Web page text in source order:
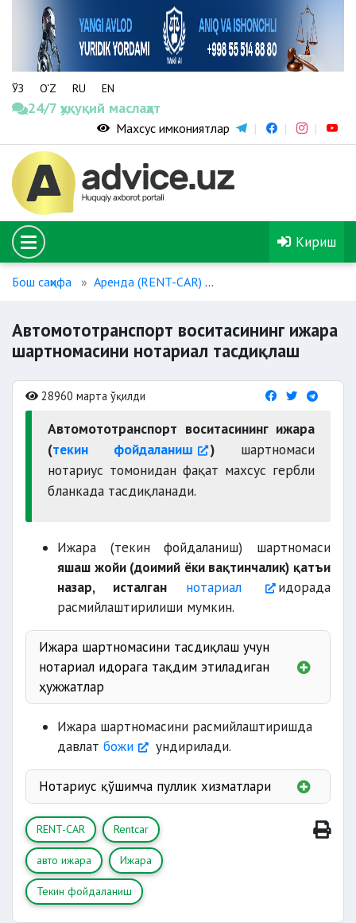
ЎЗ O‘Z RU EN
24/7 ҳуқуқий маслаҳат
Махсус имкониятлар
Кириш
Бош саҳифа Аренда (RENT-CAR)
Автомототранспорт воситасининг ижара
шартномасини нотариал тасдиқлаш
28960 марта ўқилди
Автомототранспорт воситасининг ижара
(текин фойдаланиш ) шартномаси
нотариус томонидан фақат махсус гербли
бланкада тасдиқланади.
Ижара (текин фойдаланиш) шартномаси
яшаш жойи (доимий ёки вақтинчалик) қатъи
назар, исталган
нотариал
идорада
расмийлаштирилиши мумкин.
Ижара шартномасини тасдиқлаш учун
нотариал идорага тақдим этиладиган
ҳужжатлар
рўйхатдан ўтказилганлиги ҳақидаги
гувоҳнома (техпаспорт);
хотиннинг умумий биргаликдаги мулки
гаровга олувчининг розилиги
Ижара шартномасини расмийлаштиришда
давлат божи ундирилади.
Нотариус қўшимча пуллик хизматлари
Герб йиғими
Тақиқ
Тушунтириш;
Шартнома
RENT-CAR Rentcar
авто ижара Ижара
Текин фойдаланиш